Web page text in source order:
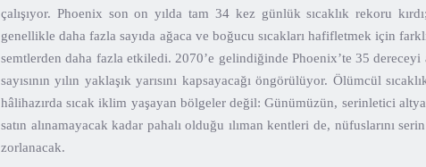
çalışıyor. Phoenix son on yılda tam 34 kez günlük sıcaklık rekoru
genellikle daha fazla sayıda ağaca ve boğucu sıcakları hafifletmek için
semtlerden daha fazla etkiledi. 2070’e gelindiğinde Phoenix’te 35 dereceyi
sayısının yılın yaklaşık yarısını kapsayacağı öngörülüyor. Ölümcül
hâlihazırda sıcak iklim yaşayan bölgeler değil: Günümüzün, serinletici
satın alınamayacak kadar pahalı olduğu ılıman kentleri de, nüfuslarını
zorlanacak.